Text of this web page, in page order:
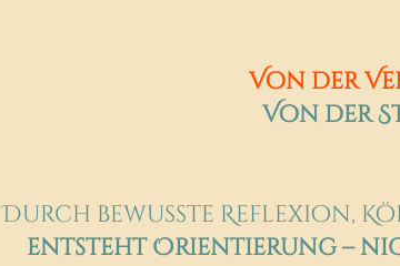
Von der
Von der
Durch bewusste Reflexion,
entsteht Orientierung –